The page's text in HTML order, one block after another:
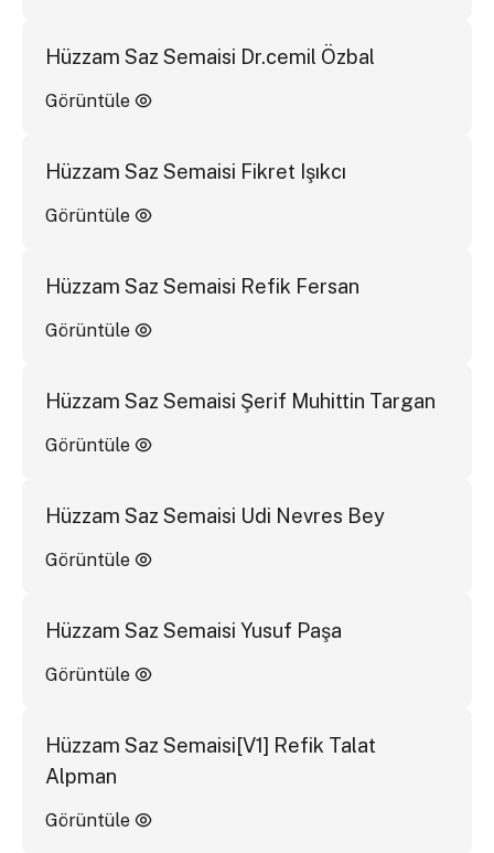
Hüzzam Saz Semaisi Dr.cemil Özbal
Görüntüle
Hüzzam Saz Semaisi Fikret Işıkcı
Görüntüle
Hüzzam Saz Semaisi Refik Fersan
Görüntüle
Hüzzam Saz Semaisi Şerif Muhittin Targan
Görüntüle
Hüzzam Saz Semaisi Udi Nevres Bey
Görüntüle
Hüzzam Saz Semaisi Yusuf Paşa
Görüntüle
Hüzzam Saz Semaisi[V1] Refik Talat
Alpman
Görüntüle